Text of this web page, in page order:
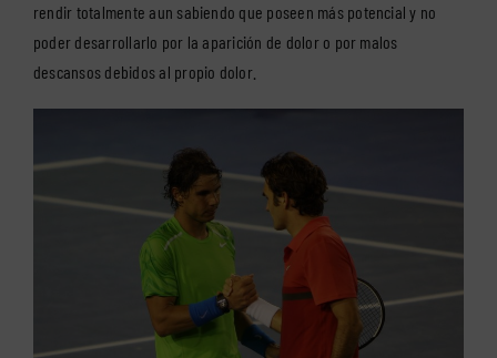
rendir totalmente aun sabiendo que poseen más potencial y no
poder desarrollarlo por la aparición de dolor o por malos
descansos debidos al propio dolor.